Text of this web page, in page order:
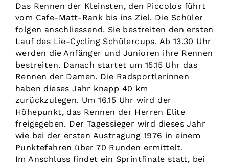
Das Rennen der Kleinsten, den Piccolos führt
vom Cafe-Matt-Rank bis ins Ziel. Die Schüler
folgen anschliessend. Sie bestreiten den ersten
Lauf des Lie-Cycling Schülercups. Ab 13.30 Uhr
werden die Anfänger und Junioren ihre Rennen
bestreiten. Danach startet um 15.15 Uhr das
Rennen der Damen. Die Radsportlerinnen
haben dieses Jahr knapp 40 km
zurückzulegen. Um 16.15 Uhr wird der
Höhepunkt, das Rennen der Herren Elite
freigegeben. Der Tagessieger wird dieses Jahr
wie bei der ersten Austragung 1976 in einem
Punktefahren über 70 Runden ermittelt.
Im Anschluss findet ein Sprintfinale statt, bei